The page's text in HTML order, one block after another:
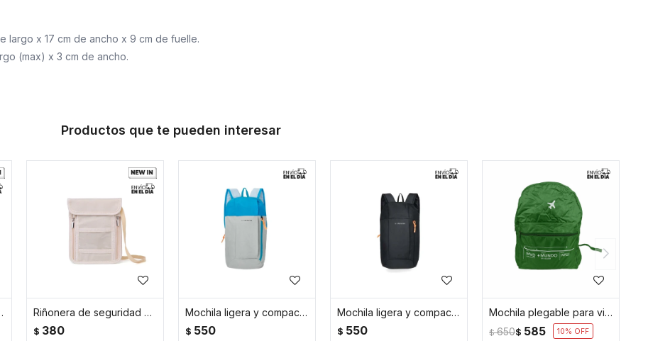
largo x 17 cm de ancho x 9 cm de fuelle.
(max) x 3 cm de ancho.
Productos que te pueden interesar
Riñonera de seguridad para viaje - Beige
$ 380
Mochila ligera y compacta de viaje 10L gris - Gris
$ 550
Mochila ligera y compacta 10L negra - Negro
$ 550
Mochila plegable para viajar - Verde
$ 585
$ 650 10